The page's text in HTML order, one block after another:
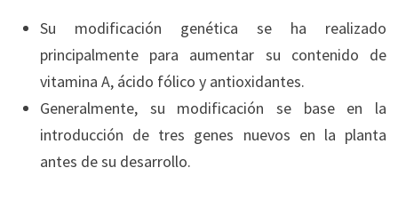
Su modificación genética se ha realizado
principalmente para aumentar su contenido de
vitamina A, ácido fólico y antioxidantes.
Generalmente, su modificación se base en la
introducción de tres genes nuevos en la planta
antes de su desarrollo.